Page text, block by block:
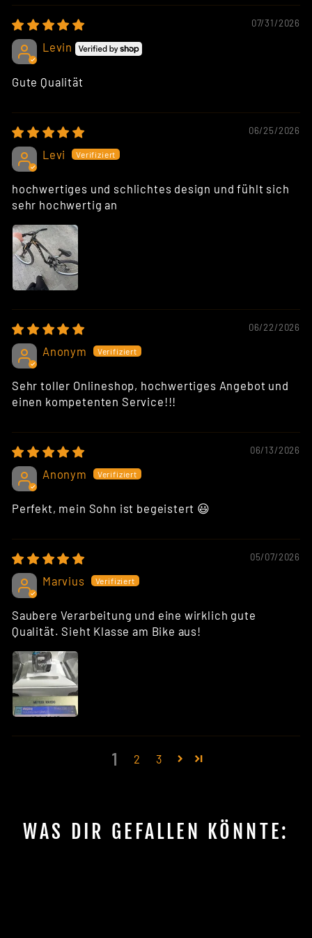
07/31/2026
Levin
Gute Qualität
06/25/2026
Levi
hochwertiges und schlichtes design und fühlt sich
sehr hochwertig an
06/22/2026
Anonym
Sehr toller Onlineshop, hochwertiges Angebot und
einen kompetenten Service!!!
06/13/2026
Anonym
Perfekt, mein Sohn ist begeistert 😃
05/07/2026
Marvius
Saubere Verarbeitung und eine wirklich gute
Qualität. Sieht Klasse am Bike aus!
1 2 3
WAS DIR GEFALLEN KÖNNTE: